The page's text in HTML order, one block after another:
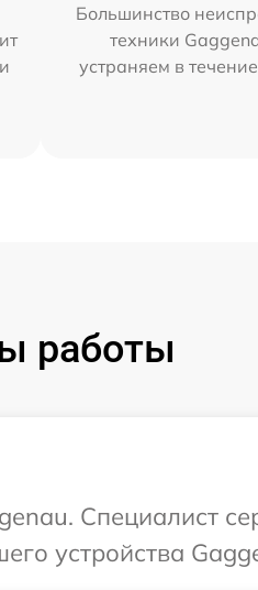
Большинство
техники
устраняем в
работы
Специалист
устройства